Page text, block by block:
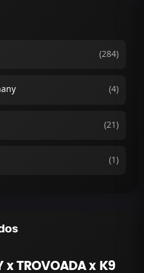
(284)
(4)
(21)
(1)
x TROVOADA x K9